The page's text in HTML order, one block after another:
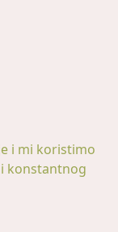
kraj
i mi koristimo
konstantnog